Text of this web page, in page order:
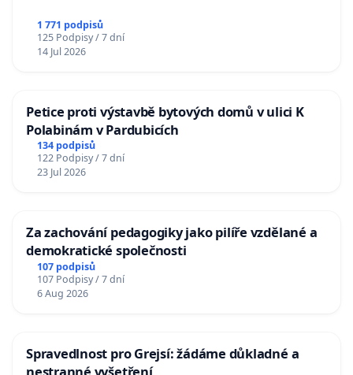
1 771 podpisů
125 Podpisy / 7 dní
14 Jul 2026
Petice proti výstavbě bytových domů v ulici K
Polabinám v Pardubicích
134 podpisů
122 Podpisy / 7 dní
23 Jul 2026
Za zachování pedagogiky jako pilíře vzdělané a
demokratické společnosti
107 podpisů
107 Podpisy / 7 dní
6 Aug 2026
Spravedlnost pro Grejsí: žádáme důkladné a